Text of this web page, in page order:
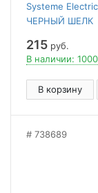
Systeme
ЧЕРНЫЙ ШЕЛК
215 руб.
В наличии: 1000
В корзину
738689